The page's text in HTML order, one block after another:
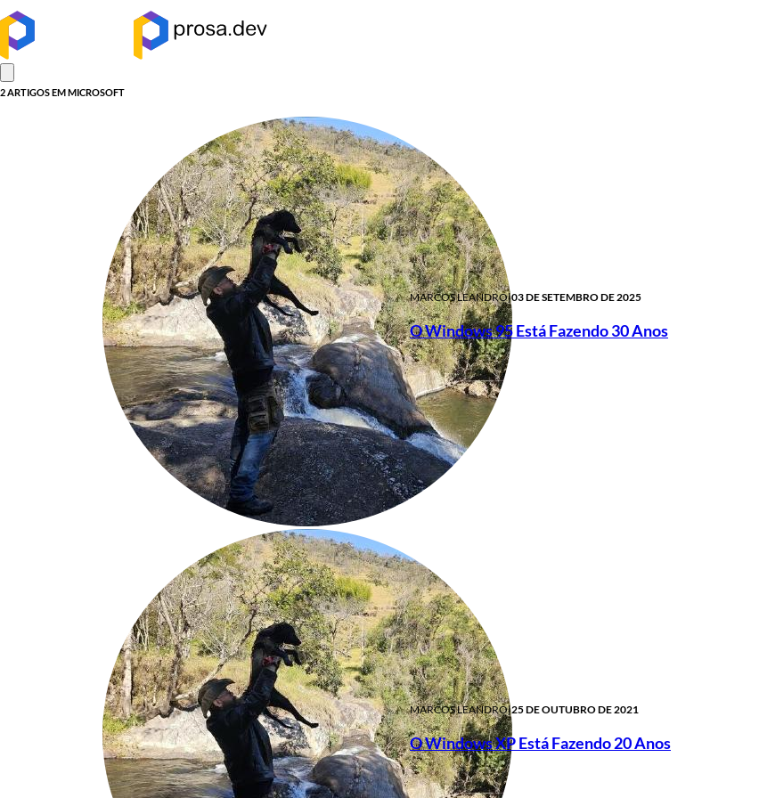
2 ARTIGOS EM MICROSOFT
MARCOS LEANDRO|03 DE SETEMBRO DE 2025
O Windows 95 Está Fazendo 30 Anos
MARCOS LEANDRO|25 DE OUTUBRO DE 2021
O Windows XP Está Fazendo 20 Anos